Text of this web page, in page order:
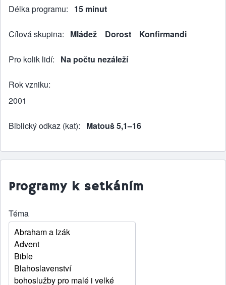
Délka programu 15 minut
Cílová skupina Mládež Dorost Konfirmandi
Pro kolik lidí Na počtu nezáleží
Rok vzniku
2001
Biblický odkaz (kat) Matouš 5,1–16
Programy k setkáním
Téma